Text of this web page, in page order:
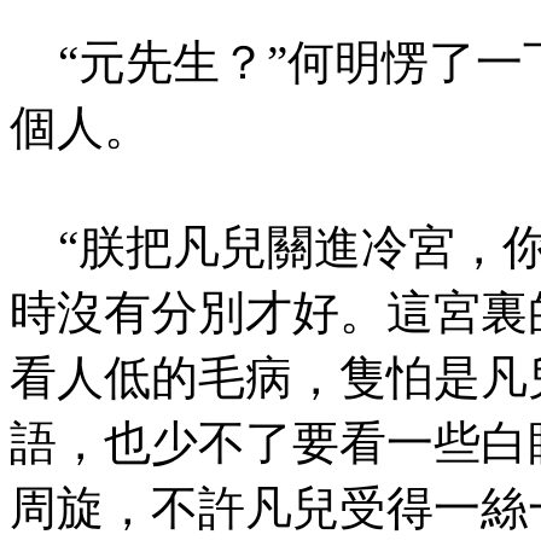
“元先生？”何明愣了一
個人。
“朕把凡兒關進冷宮，
時沒有分別才好。這宮
看人低的毛病，隻怕是
語，也少不了要看一些
周旋，不許凡兒受得一